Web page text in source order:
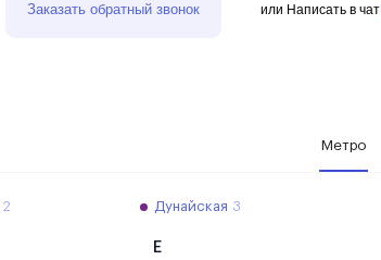
Заказать обратный звонок или Написать в чат
Метро
2 Дунайская 3
Е